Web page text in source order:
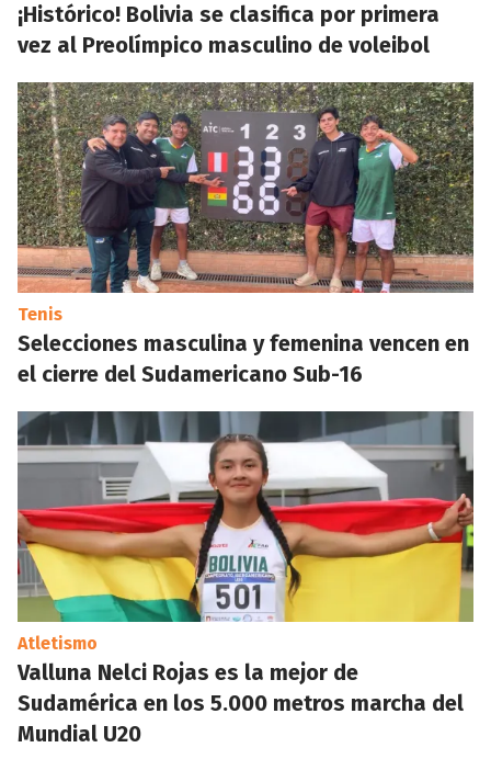
¡Histórico! Bolivia se clasifica por primera
vez al Preolímpico masculino de voleibol
Tenis
Selecciones masculina y femenina vencen en
el cierre del Sudamericano Sub-16
Atletismo
Valluna Nelci Rojas es la mejor de
Sudamérica en los 5.000 metros marcha del
Mundial U20